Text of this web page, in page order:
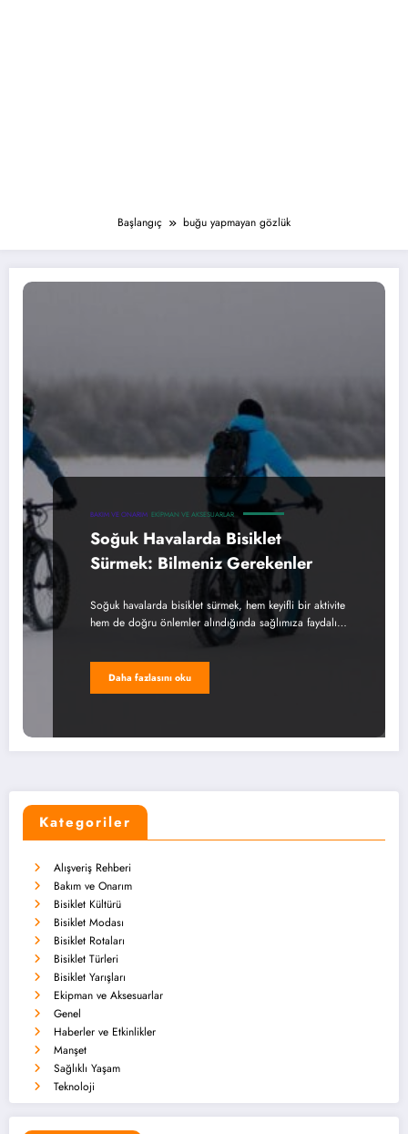
Başlangıç buğu yapmayan gözlük
BAKIM VE ONARIM EKIPMAN VE AKSESUARLAR
Soğuk Havalarda Bisiklet
Sürmek: Bilmeniz Gerekenler
Soğuk havalarda bisiklet sürmek, hem keyifli bir aktivite
hem de doğru önlemler alındığında sağlımıza faydalı…
Daha fazlasını oku
Kategoriler
Alışveriş Rehberi
Bakım ve Onarım
Bisiklet Kültürü
Bisiklet Modası
Bisiklet Rotaları
Bisiklet Türleri
Bisiklet Yarışları
Ekipman ve Aksesuarlar
Genel
Haberler ve Etkinlikler
Manşet
Sağlıklı Yaşam
Teknoloji